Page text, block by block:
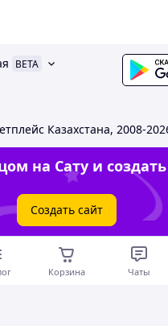
BETA
Казахстана, 2008-
на Сату и
Создать сайт
Корзина Чаты